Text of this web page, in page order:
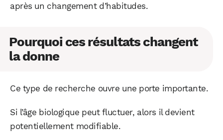
après un changement d’habitudes.
Pourquoi ces résultats changent
la donne
Ce type de recherche ouvre une porte importante.
Si l’âge biologique peut fluctuer, alors il devient
potentiellement modifiable.